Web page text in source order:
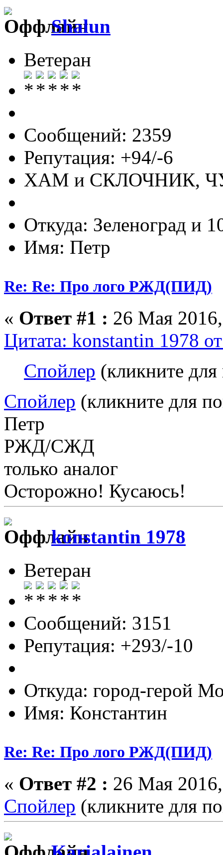
Shalun
Ветеран
Сообщений: 2359
Репутация: +94/-6
ХАМ и СКЛОЧНИК,
Откуда: Зеленоград и
Имя: Петр
Re: Re: Про лого РЖД(ПИД)
« Ответ #1 : 26 Мая
Цитата: konstantin 1978
Спойлер (кликните
Спойлер (кликните для
Петр
РЖД/СЖД
только аналог
Осторожно! Кусаюсь!
konstantin 1978
Ветеран
Сообщений: 3151
Репутация: +293/-10
Откуда: город-герой
Имя: Константин
Re: Re: Про лого РЖД(ПИД)
« Ответ #2 : 26 Мая
Спойлер (кликните для